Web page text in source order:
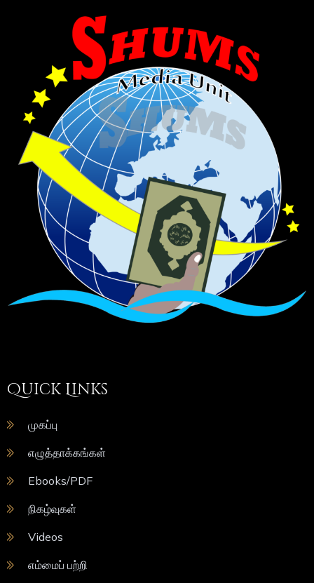
Quick Links
முகப்பு
எழுத்தாக்கங்கள்
Ebooks/PDF
நிகழ்வுகள்
Videos
எம்மைப் பற்றி